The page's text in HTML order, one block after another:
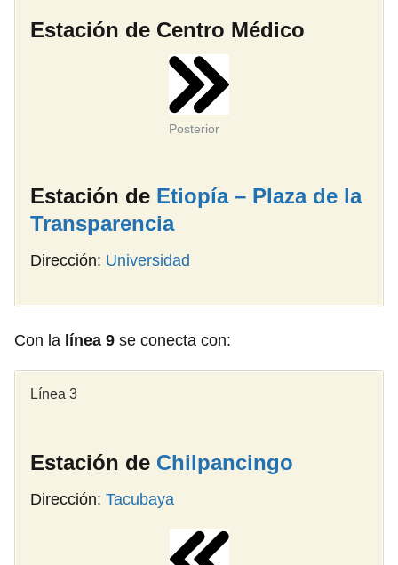
Estación de Centro Médico
Posterior
Estación de Etiopía – Plaza de la
Transparencia
Dirección: Universidad
Con la línea 9 se conecta con:
Línea 3
Estación de Chilpancingo
Dirección: Tacubaya